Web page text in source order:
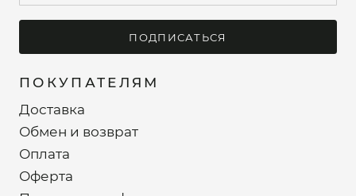
ПОКУПАТЕЛЯМ
Доставка
Обмен и возврат
Оплата
Оферта
ПОДПИСАТЬСЯ